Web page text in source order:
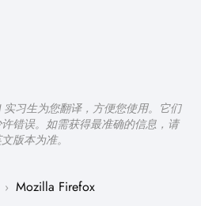
习生为您翻译，方便您使用。它们
错误。如需获得最准确的信息，请
版本为准。
› Mozilla Firefox